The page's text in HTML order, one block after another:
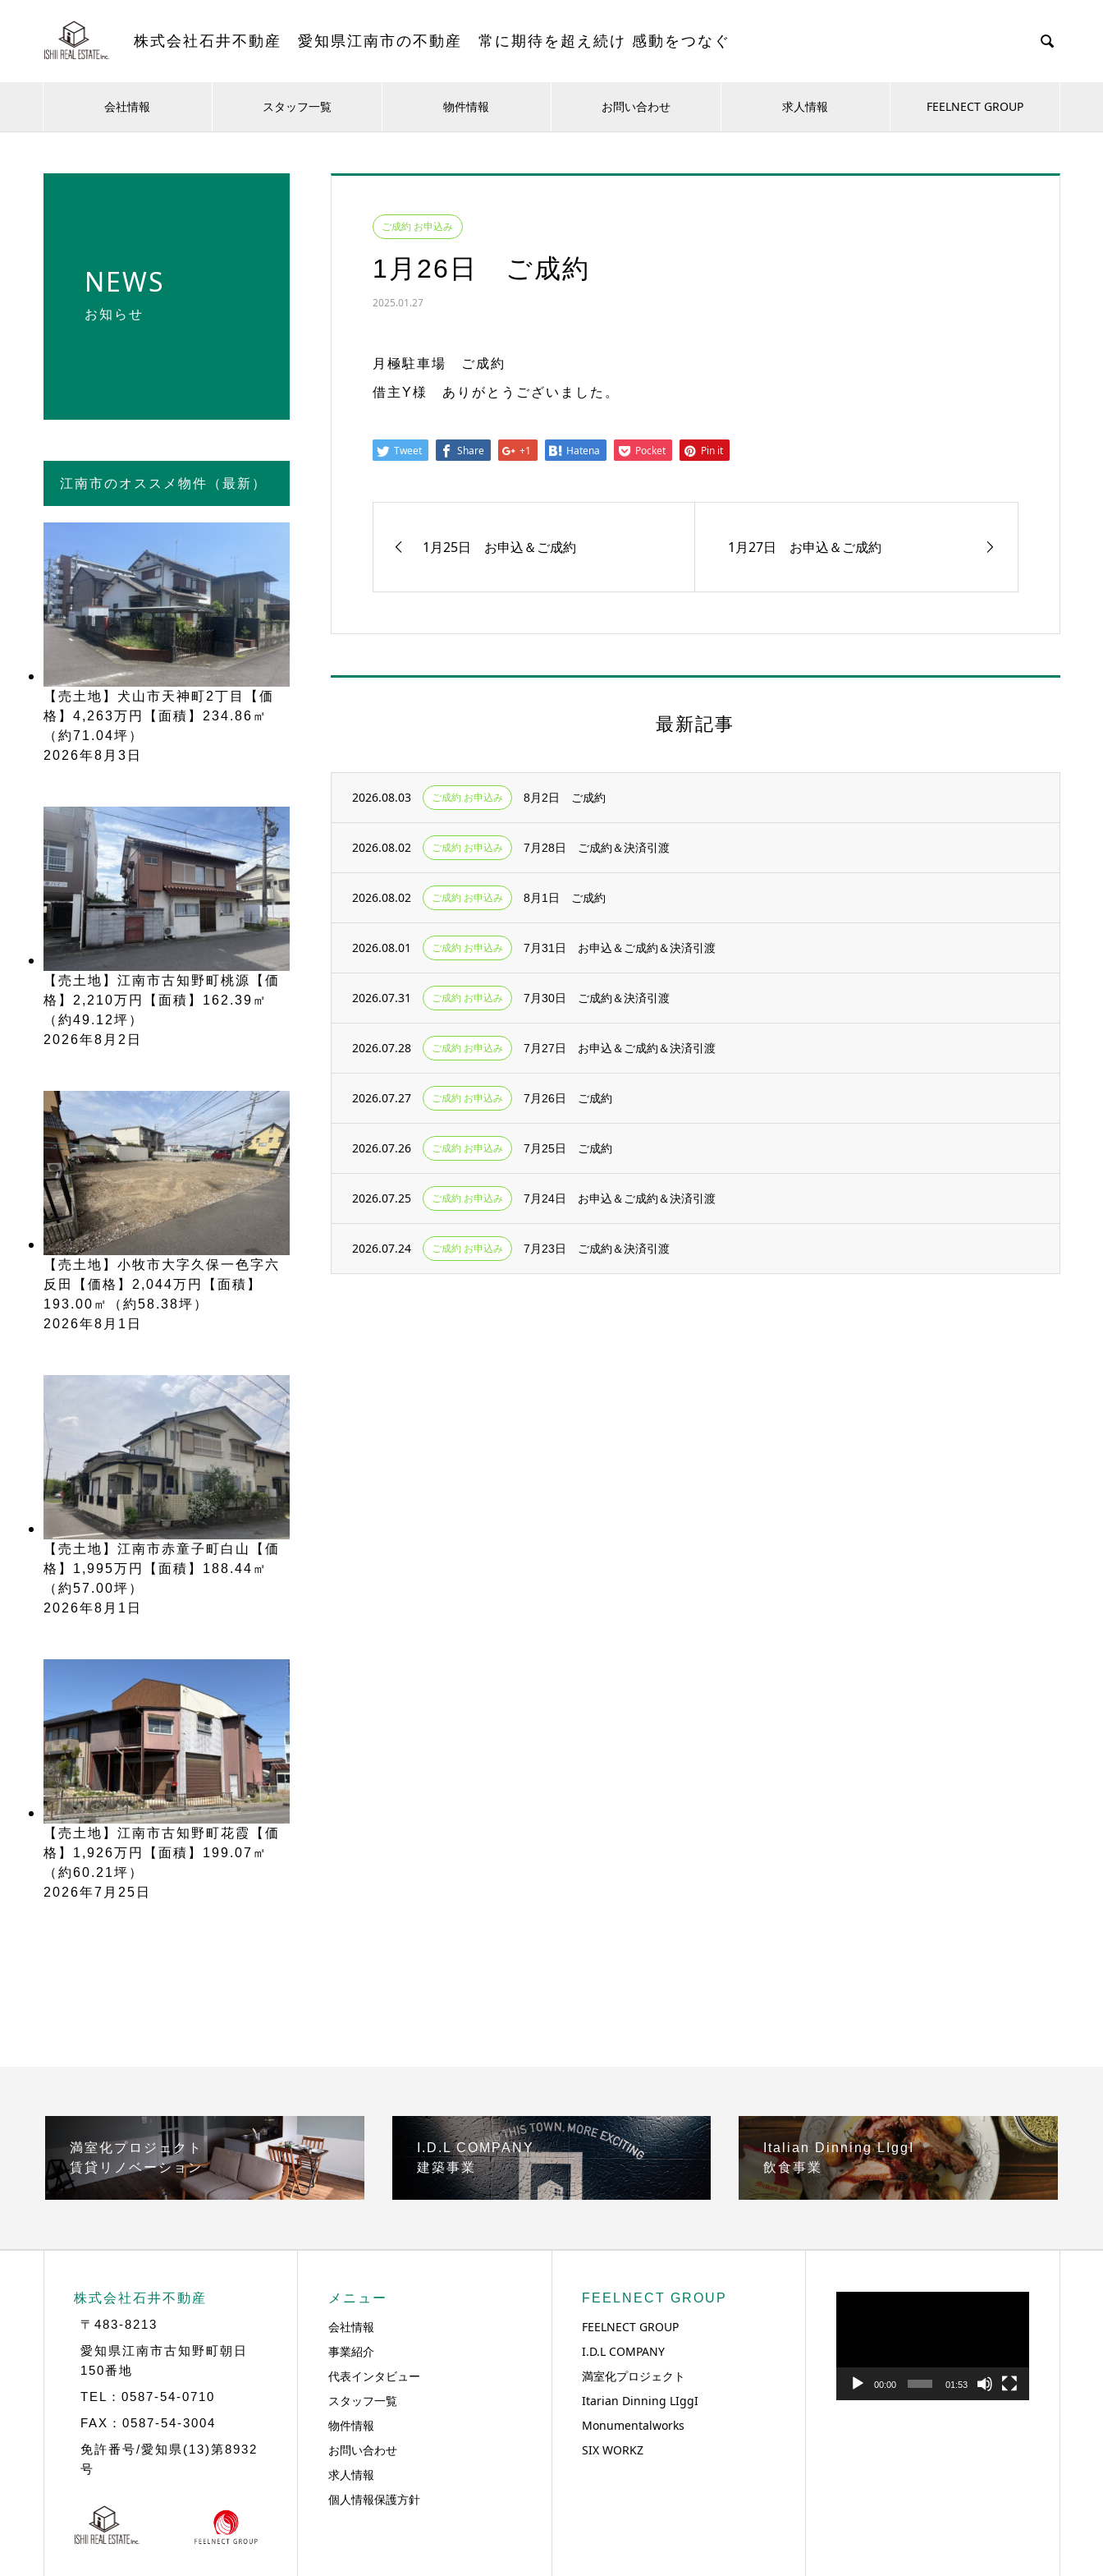
株式会社石井不動産 愛知県江南市の不動産 常に期待を超え続け 感動をつなぐ 
会社情報 スタッフ一覧 物件情報 お問い合わせ 求人情報 FEELNECT GROUP
NEWS
お知らせ
ご成約 お申込み
1月26日 ご成約
2025.01.27
月極駐車場 ご成約
借主Y様 ありがとうございました。
Tweet Share +1 Hatena Pocket Pin it
1月25日 お申込＆ご成約 1月27日 お申込＆ご成約
最新記事
2026.08.03 ご成約 お申込み 8月2日 ご成約
2026.08.02 ご成約 お申込み 7月28日 ご成約＆決済引渡
2026.08.02 ご成約 お申込み 8月1日 ご成約
2026.08.01 ご成約 お申込み 7月31日 お申込＆ご成約＆決済引渡
2026.07.31 ご成約 お申込み 7月30日 ご成約＆決済引渡
2026.07.28 ご成約 お申込み 7月27日 お申込＆ご成約＆決済引渡
2026.07.27 ご成約 お申込み 7月26日 ご成約
2026.07.26 ご成約 お申込み 7月25日 ご成約
2026.07.25 ご成約 お申込み 7月24日 お申込＆ご成約＆決済引渡
2026.07.24 ご成約 お申込み 7月23日 ご成約＆決済引渡
江南市のオススメ物件（最新）
【売土地】犬山市天神町2丁目【価
格】4,263万円【面積】234.86㎡
（約71.04坪）
2026年8月3日
【売土地】江南市古知野町桃源【価
格】2,210万円【面積】162.39㎡
（約49.12坪）
2026年8月2日
【売土地】小牧市大字久保一色字六
反田【価格】2,044万円【面積】
193.00㎡（約58.38坪）
2026年8月1日
【売土地】江南市赤童子町白山【価
格】1,995万円【面積】188.44㎡
（約57.00坪）
2026年8月1日
【売土地】江南市古知野町花霞【価
格】1,926万円【面積】199.07㎡
（約60.21坪）
2026年7月25日
満室化プロジェクト
賃貸リノベーション
I.D.L COMPANY
建築事業
Italian Dinning LIggI
飲食事業
株式会社石井不動産
〒483-8213
愛知県江南市古知野町朝日
150番地
TEL：0587-54-0710
FAX：0587-54-3004
免許番号/愛知県(13)第8932
号
メニュー
会社情報
事業紹介
代表インタビュー
スタッフ一覧
物件情報
お問い合わせ
求人情報
個人情報保護方針
FEELNECT GROUP
FEELNECT GROUP
I.D.L COMPANY
満室化プロジェクト
Itarian Dinning LIggI
Monumentalworks
SIX WORKZ
動
ヤ
00:00 01:53